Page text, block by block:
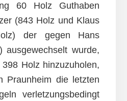
60 Holz Guthaben
(843 Holz und Klaus
der gegen Hans
ausgewechselt wurde,
Holz hinzuzuholen,
Praunheim die letzten
verletzungsbedingt